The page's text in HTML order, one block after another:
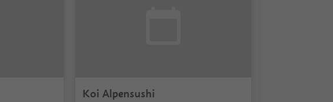
Koi Alpensushi